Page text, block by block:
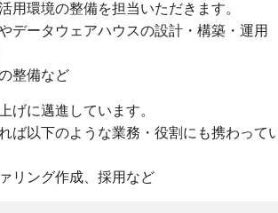
用環境の整備を担当いただきます。
データウェアハウスの設計・構築・運用
整備など
げに邁進しています。
ば以下のような業務・役割にも携わって
リング作成、採用など